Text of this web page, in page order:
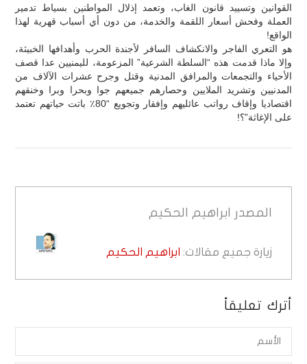
القوانين وتسييد قانون الغاب، وتعمد إذلال المواطنين بسياط تدمير
العملة وفحش أسعار اللقمة والخدمة، من دون أي أسباب قهرية لهذا
الواقع!
هو التعري الفاجر والانكشاف السافر لأجندة الحرب وأهدافها الخبيثة،
وإلا ماذا قدمت هذه “السلطة الشرعية” المزعومة، لليمنيين عدا قصف
الأحياء والتجمعات والمرافق المدنية وقتل وجرح عشرات الآلاف من
المدنيين وتشريد الملايين وحصارهم جميعهم جوا وبحرا وبرا وخنقهم
اقتصاديا وإقاف رواتب عائليهم وإفقار وتجويع “80٪ باتت حياتهم تعتمد
على الإغاثة”؟!
المصدر ابراهيم الحكيم
زيارة جميع مقالات: ابراهيم الحكيم
أترك تعليقاً